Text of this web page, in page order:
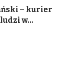
– kurier
w...